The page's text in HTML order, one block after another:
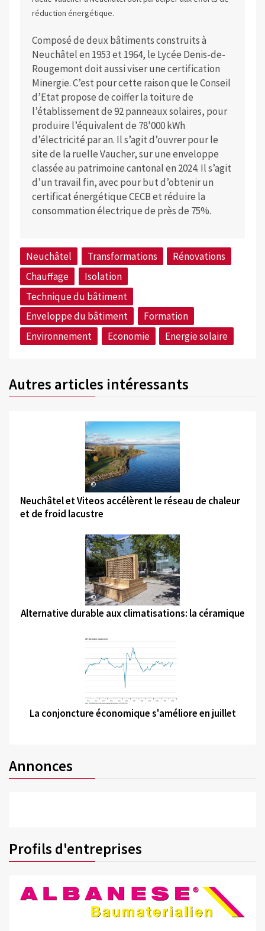
réduction énergétique.
Composé de deux bâtiments construits à
Neuchâtel en 1953 et 1964, le Lycée Denis-de-
Rougemont doit aussi viser une certification
Minergie. C’est pour cette raison que le Conseil
d’Etat propose de coiffer la toiture de
l’établissement de 92 panneaux solaires, pour
produire l’équivalent de 78'000 kWh
d’électricité par an. Il s’agit d’ouvrer pour le
site de la ruelle Vaucher, sur une enveloppe
classée au patrimoine cantonal en 2024. Il s’agit
d’un travail fin, avec pour but d’obtenir un
certificat énergétique CECB et réduire la
consommation électrique de près de 75%.
Neuchâtel Transformations
Rénovations
Chauffage
Isolation
Technique du bâtiment
Enveloppe du bâtiment
Formation
Environnement
Economie Energie solaire
Autres articles intéressants
©
Neuchâtel et Viteos accélèrent le réseau de chaleur
et de froid lacustre
©
Alternative durable aux climatisations: la céramique
©
La conjoncture économique s'améliore en juillet
Annonces
Profils d'entreprises